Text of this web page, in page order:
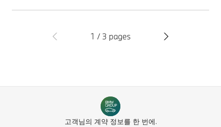
1 / 3 pages
고객님의 계약 정보를 한 번에.